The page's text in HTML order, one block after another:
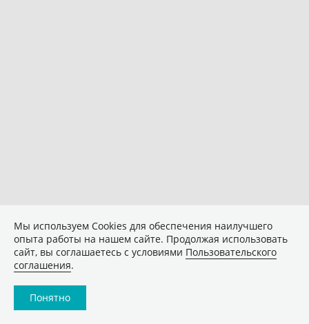
Мы используем Сookies для обеспечения наилучшего
опыта работы на нашем сайте. Продолжая использовать
сайт, вы соглашаетесь с условиями Пользовательского
соглашения.
Понятно